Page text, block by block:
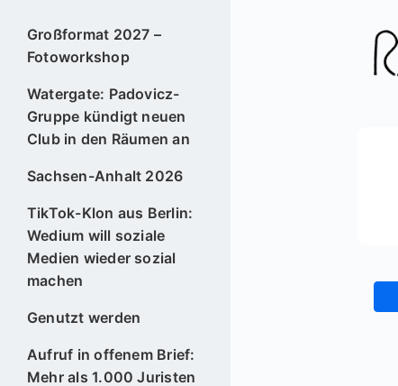
Großformat 2027 –
Fotoworkshop
Watergate: Padovicz-
Gruppe kündigt neuen
Club in den Räumen an
Sachsen-Anhalt 2026
TikTok-Klon aus Berlin:
Wedium will soziale
Medien wieder sozial
machen
Genutzt werden
Aufruf in offenem Brief:
Mehr als 1.000 Juristen